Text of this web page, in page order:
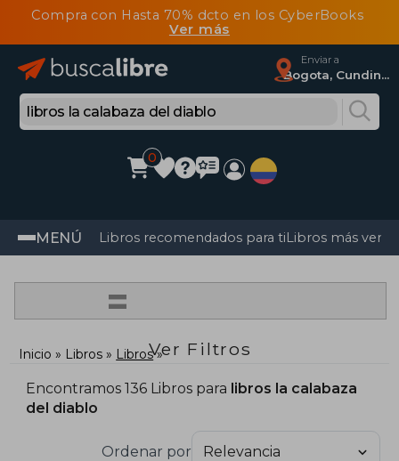
Compra con Hasta 70% dcto en los CyberBooks
Ver más
Enviar a
Bogota, Cundinamarca
0
MENÚ Libros recomendados para tiLibros más
=
Ver Filtros
Inicio Libros Libros
Encontramos 136 Libros para libros la calabaza
del diablo
Ordenar por